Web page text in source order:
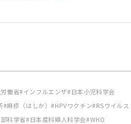
働省 インフルエンザ 日本小児科学会
麻疹（はしか） HPVワクチン RSウイルス
科学省 日本産科婦人科学会 WHO